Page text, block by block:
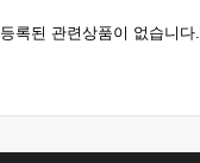
등록된 관련상품이 없습니다.